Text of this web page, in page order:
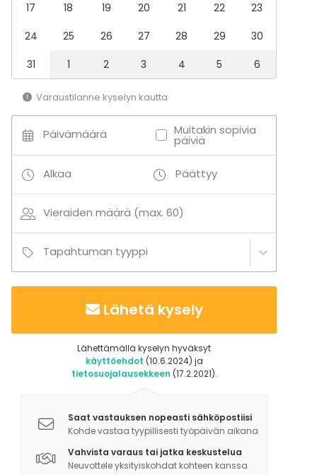
17
18 19 20 21 22
23
24
25 26 27 28 29
30
31
1 2 3 4 5 6
Varaustilanne kyselyn kautta
Päivämäärä Muitakin sopivia
päiviä
Alkaa Päättyy
Vieraiden määrä (max. 60)
Tapahtuman tyyppi
Lähetä kysely
Lähettämällä kyselyn hyväksyt
käyttöehdot (10.6.2024) ja
tietosuojalausekkeen (17.2.2021).
Saat vastauksen nopeasti sähköpostiisi
Kohde vastaa tyypillisesti työpäivän aikana
Vahvista varaus tai jatka keskustelua
Neuvottele yksityiskohdat kohteen kanssa